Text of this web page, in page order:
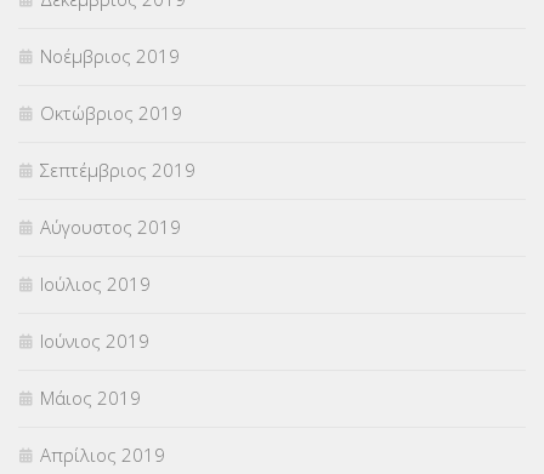
Νοέμβριος 2019
Οκτώβριος 2019
Σεπτέμβριος 2019
Αύγουστος 2019
Ιούλιος 2019
Ιούνιος 2019
Μάιος 2019
Απρίλιος 2019